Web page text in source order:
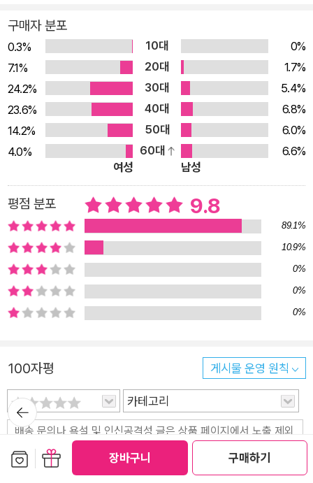
장바구니 구매하기
초적이고도 본질적인 야생 의례의 세계에서 답을 구해보자. ‘의
례’란 기본적으로 공동체를 염두에 두고 과거와 현재, 나와 타인
을 이어주는 기술 “가장 친했던 코끼리 두 마리는 완전히 다르게
행동했다. 둘은 죽은 친구 바로 옆에 서서 냄새를 맡고 만져보면
서 함께 탐색했다. 이들은 밤새 번갈아 가며 조용히 죽은 친구를
찾아갔다. 절대 죽은 친구를 혼자 누워 있도록 내버려 두지 않았
다. 갈 때마다 각자 주기적으로 죽은 친구의 몸에 흙을 뿌려 덮어
주었다. 다음 날 아침이 되자 죽은 친구의 몸에는 최소한 5밀리미
터 이상 두께의 흙이 덮였다. 버넌이 경험했던 코끼리의 장례 의
식 중 가장 강렬했다.” 8장 「함께 애도하면서 치유하기_애도 의
례」 중에서 흔히 ‘의례’라는 단어를 들으면 종교적인 경건한 의식
을 떠올릴 때가 많지만 넓은 의미의 의례는 종교적 관습의 경계를
훌쩍 뛰어넘는다. 의례는 기본적으로 ‘공동체’를 염두에 두고 과
거와 현재, 나와 타인을 이어주는 일종의 기술을 말한다. 예배, 제
사, 결혼식, 장례식, 축제뿐만 아니라 매일 아침 일어나 미지근한
를 타는 모임에 나가는 것도 일종의 의례라고 할 수 있다. 길을 걷
다가 발로 돌을 차는 평범한 행동에도 사회적 의미가 깃든다면 의
례가 된다. 잃어버린 의례를 되찾는 순간, 삶은 훨씬 평화롭고 충
만해진다 현대의 과학기술은 인간과 동물들의 뇌가 비슷하게 작
동한다는 사실을 밝혀냈으며, 많은 동물이 인간처럼 감정을 느낀
다는 사실을 증명했다. 영장류 동물학자 제인 구달은 인간의 의례
가 침팬지의 의례를 본떠 생겨났을 수도 있다고 말한다. 야생동물
구매자 분포
0.3% 10대
0%
7.1%
20대
1.7%
24.2%
30대
5.4%
23.6%
40대
6.8%
14.2%
50대
6.0%
4.0%
60대
6.6%
여성
남성
평점 분포 9.8
89.1%
10.9%
0%
0%
0%
100자평 게시물 운영 원칙
카테고리
뒤로가
기